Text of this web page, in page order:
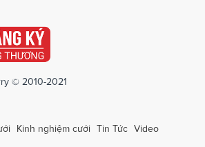
Ngãi
Ninh
Dịch vụ cưới tại Sơn La
Dịch vụ cưới tại Thanh Hóa
© 2010-2021
Kinh nghiệm cưới Tin Tức Video